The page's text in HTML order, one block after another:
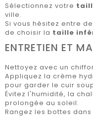
Sélectionnez votre
ville.
Si vous hésitez entre
de choisir la taille
ENTRETIEN ET
Nettoyez avec un
Appliquez la crème
pour garder le cuir
Évitez l'humidité, la
prolongée au soleil.
Rangez les bottes